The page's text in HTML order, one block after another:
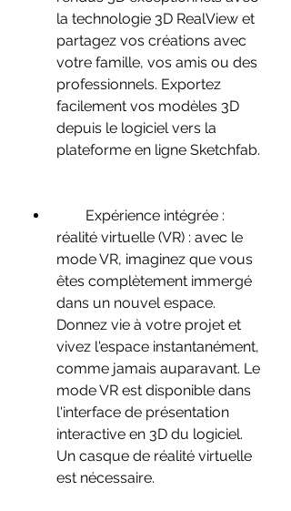
la technologie 3D RealView et
partagez vos créations avec
votre famille, vos amis ou des
professionnels. Exportez
facilement vos modèles 3D
depuis le logiciel vers la
plateforme en ligne Sketchfab.
réalité virtuelle (VR) : avec le
mode VR, imaginez que vous
êtes complètement immergé
dans un nouvel espace.
Donnez vie à votre projet et
vivez l'espace instantanément,
comme jamais auparavant. Le
mode VR est disponible dans
l'interface de présentation
interactive en 3D du logiciel.
Un casque de réalité virtuelle
est nécessaire.